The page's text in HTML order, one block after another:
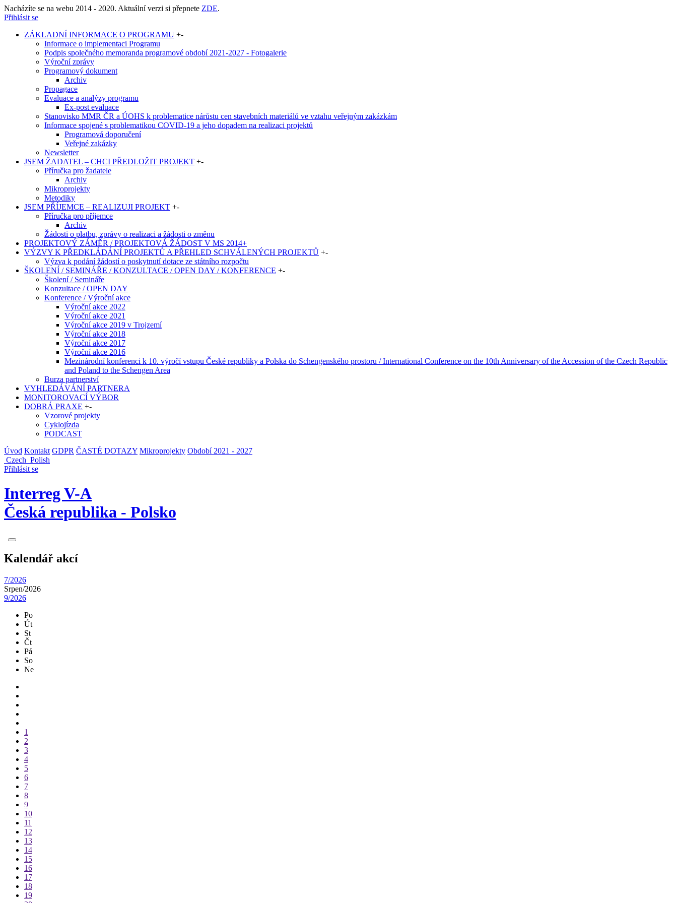
Nacházíte se na webu 2014 - 2020. Aktuální verzi si přepnete ZDE.
Přihlásit se
ZÁKLADNÍ INFORMACE O PROGRAMU +-
Informace o implementaci Programu
Podpis společného memoranda programové období 2021-2027 - Fotogalerie
Výroční zprávy
Programový dokument
Archiv
Propagace
Evaluace a analýzy programu
Ex-post evaluace
Stanovisko MMR ČR a ÚOHS k problematice nárůstu cen stavebních materiálů ve vztahu veřejným zakázkám
Informace spojené s problematikou COVID-19 a jeho dopadem na realizaci projektů
Programová doporučení
Veřejné zakázky
Newsletter
JSEM ŽADATEL – CHCI PŘEDLOŽIT PROJEKT +-
Příručka pro žadatele
Archiv
Mikroprojekty
Metodiky
JSEM PŘÍJEMCE – REALIZUJI PROJEKT +-
Příručka pro příjemce
Archiv
Žádosti o platbu, zprávy o realizaci a žádosti o změnu
PROJEKTOVÝ ZÁMĚR / PROJEKTOVÁ ŽÁDOST V MS 2014+
VÝZVY K PŘEDKLÁDÁNÍ PROJEKTŮ A PŘEHLED SCHVÁLENÝCH PROJEKTŮ +-
Výzva k podání žádostí o poskytnutí dotace ze státního rozpočtu
ŠKOLENÍ / SEMINÁŘE / KONZULTACE / OPEN DAY / KONFERENCE +-
Školení / Semináře
Konzultace / OPEN DAY
Konference / Výroční akce
Výroční akce 2022
Výroční akce 2021
Výroční akce 2019 v Trojzemí
Výroční akce 2018
Výroční akce 2017
Výroční akce 2016
Mezinárodní konferenci k 10. výročí vstupu České republiky a Polska do Schengenského prostoru / International Conference on the 10th Anniversary of the Accession of the Czech Republic
and Poland to the Schengen Area
Burza partnerství
VYHLEDÁVÁNÍ PARTNERA
MONITOROVACÍ VÝBOR
DOBRÁ PRAXE +-
Vzorové projekty
Cyklojízda
PODCAST
Úvod Kontakt GDPR ČASTÉ DOTAZY Mikroprojekty Období 2021 - 2027
Czech Polish
Přihlásit se
Interreg V-A
Česká republika - Polsko
Kalendář akcí
7/2026
Srpen/2026
9/2026
Po
Út
St
Čt
Pá
So
Ne
1
2
3
4
5
6
7
8
9
10
11
12
13
14
15
16
17
18
19